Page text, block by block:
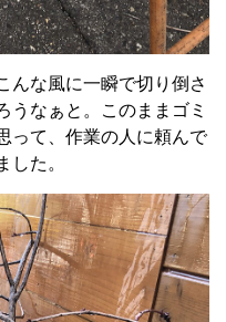
んな風に一瞬で切り倒さ
うなぁと。このままゴミ
って、作業の人に頼んで
した。